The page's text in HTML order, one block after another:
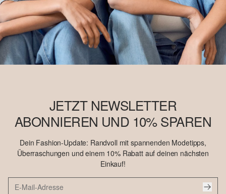
JETZT NEWSLETTER
ABONNIEREN UND 10% SPAREN
Dein Fashion-Update: Randvoll mit spannenden Modetipps,
Überraschungen und einem 10% Rabatt auf deinen nächsten
Einkauf!